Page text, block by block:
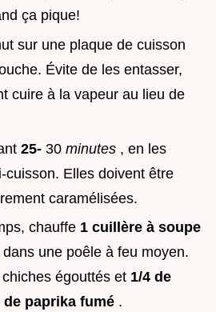
ça pique!
sur une plaque de cuisson
Évite de les entasser,
cuire à la vapeur au lieu de
25- 30 minutes , en les
cuisson. Elles doivent être
caramélisées.
chauffe 1 cuillère à soupe
dans une poêle à feu moyen.
égouttés et 1/4 de
paprika fumé .